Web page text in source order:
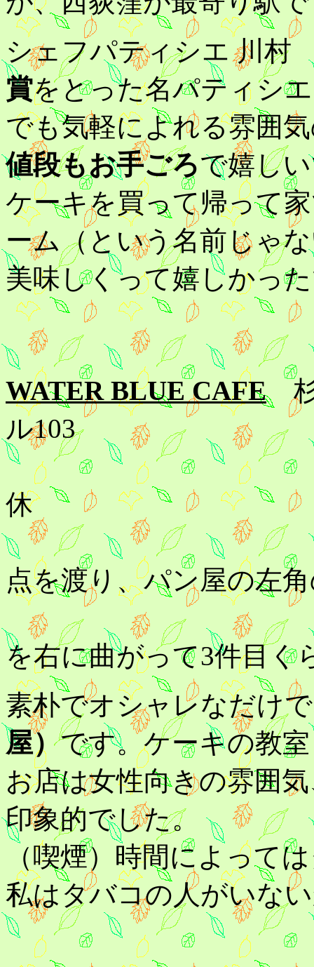
シェフパティシエ 川
賞をとった名パティシ
でも気軽によれる雰囲
値段もお手ごろで嬉し
ケーキを買って帰って
ーム（という名前じゃ
美味しくって嬉しかっ
WATER BLUE CAFE
ル103
03-5310-
休
北口を出
点を渡り、パン屋の左
そして
を右に曲がって3件目く
素朴でオシャレなだけ
屋）です。ケーキの教
お店は女性向きの雰囲
印象的でした。
（喫煙）時間によって
私はタバコの人がいな